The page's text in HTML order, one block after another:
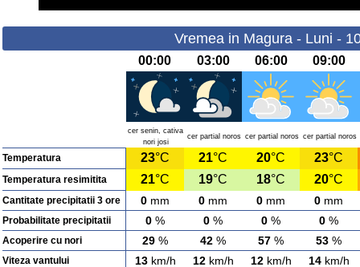
Vremea in Magura - Luni -
00:00 03:00 06:00 09:00
cer senin, cativa
nori josi
cer partial noros cer partial noros cer partial noros
Temperatura 23°C 21°C 20°C 23°C
Temperatura resimitita 21°C 19°C 18°C 20°C
Cantitate precipitatii 3 ore 0 mm 0 mm 0 mm 0 mm
Probabilitate precipitatii 0 % 0 % 0 % 0 %
Acoperire cu nori 29 % 42 % 57 % 53 %
Viteza vantului 13km/h 12km/h 12km/h 14km/h